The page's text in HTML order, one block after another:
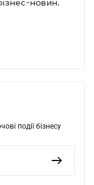
події бізнесу